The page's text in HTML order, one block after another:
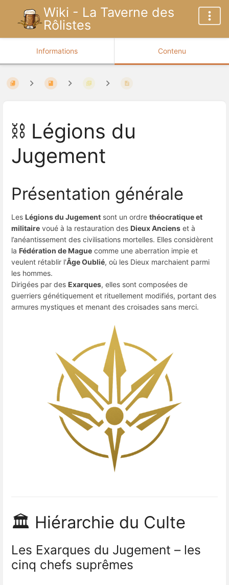
Wiki - La Taverne des
Rôlistes
Informations Contenu
⛓️ Légions du
Jugement
Présentation générale
Les Légions du Jugement sont un ordre théocratique et
militaire voué à la restauration des Dieux Anciens et à
l’anéantissement des civilisations mortelles. Elles considèrent
la Fédération de Mague comme une aberration impie et
veulent rétablir l'Âge Oublié, où les Dieux marchaient parmi
les hommes.
Dirigées par des Exarques, elles sont composées de
guerriers génétiquement et rituellement modifiés, portant des
armures mystiques et menant des croisades sans merci.
🏛 Hiérarchie du Culte
Les Exarques du Jugement – les
cinq chefs suprêmes